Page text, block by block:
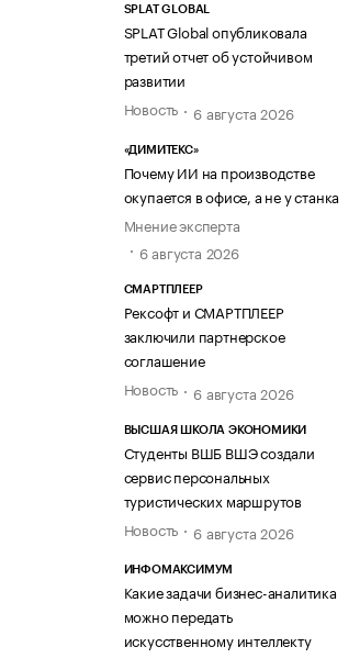
SPLAT GLOBAL
SPLAT Global опубликовала
третий отчет об устойчивом
развитии
Новость
6 августа 2026
«ДИМИТЕКС»
Почему ИИ на производстве
окупается в офисе, а не у станка
Мнение эксперта
6 августа 2026
СМАРТПЛЕЕР
Рексофт и СМАРТПЛЕЕР
заключили партнерское
соглашение
Новость
6 августа 2026
ВЫСШАЯ ШКОЛА ЭКОНОМИКИ
Студенты ВШБ ВШЭ создали
сервис персональных
туристических маршрутов
Новость
6 августа 2026
ИНФОМАКСИМУМ
Какие задачи бизнес-аналитика
можно передать
искусственному интеллекту